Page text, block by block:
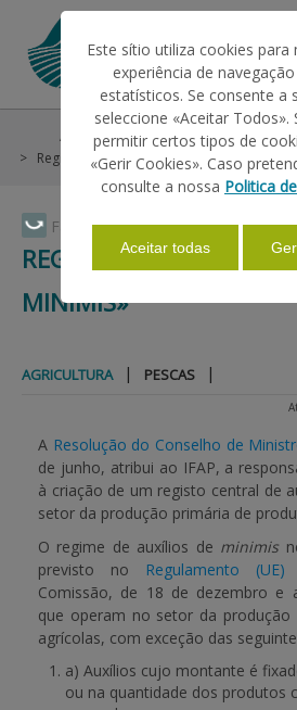
Faça Swipe para ver o menu
O IFAP
AJUDAS/APOIOS
INFORMAÇÕES
ESTATÍSTICAS
PAGAMENTOS
Entrar / Registar
Ajudas/Apoios Outras Ajudas
Registo Central de Auxílio «de minimis»
REGISTO CENTRAL DE
MINIMIS»
AGRICULTURA | PESCAS |
A Resolução do Conselho de
de junho, atribui ao IFAP, a
à criação de um registo central de
setor da produção primária de
O regime de auxílios de minimis
previsto no
Regulamento
Comissão, de 18 de dezembro e
que operam no setor da produção
agrícolas, com exceção das
a) Auxílios cujo montante é
ou na quantidade dos produtos
Este sítio utiliza cookies para
experiência de
estatísticos. Se consente a
seleccione «Aceitar Todos».
permitir certos tipos de
«Gerir Cookies». Caso
consulte a nossa Politica
Aceitar todas